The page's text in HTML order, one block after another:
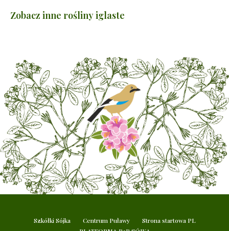
Zobacz inne rośliny iglaste
Szkółki Sójka Centrum Puławy
Strona startowa PL